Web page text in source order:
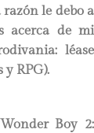
le debo a
acerca de mi
léase
RPG).
Boy 2: